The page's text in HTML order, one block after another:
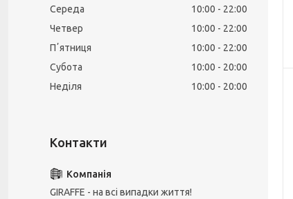
Середа
10:00
22:00
Четвер
10:00
22:00
Пʼятниця
10:00
22:00
Субота
10:00
20:00
Неділя
10:00 20:00
GIRAFFE - на всі випадки життя!